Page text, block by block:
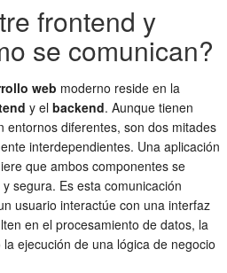
frontend y
se comunican?
web moderno reside en la
y el backend. Aunque tienen
entornos diferentes, son dos mitades
interdependientes. Una aplicación
que ambos componentes se
segura. Es esta comunicación
usuario interactúe con una interfaz
en el procesamiento de datos, la
ejecución de una lógica de negocio